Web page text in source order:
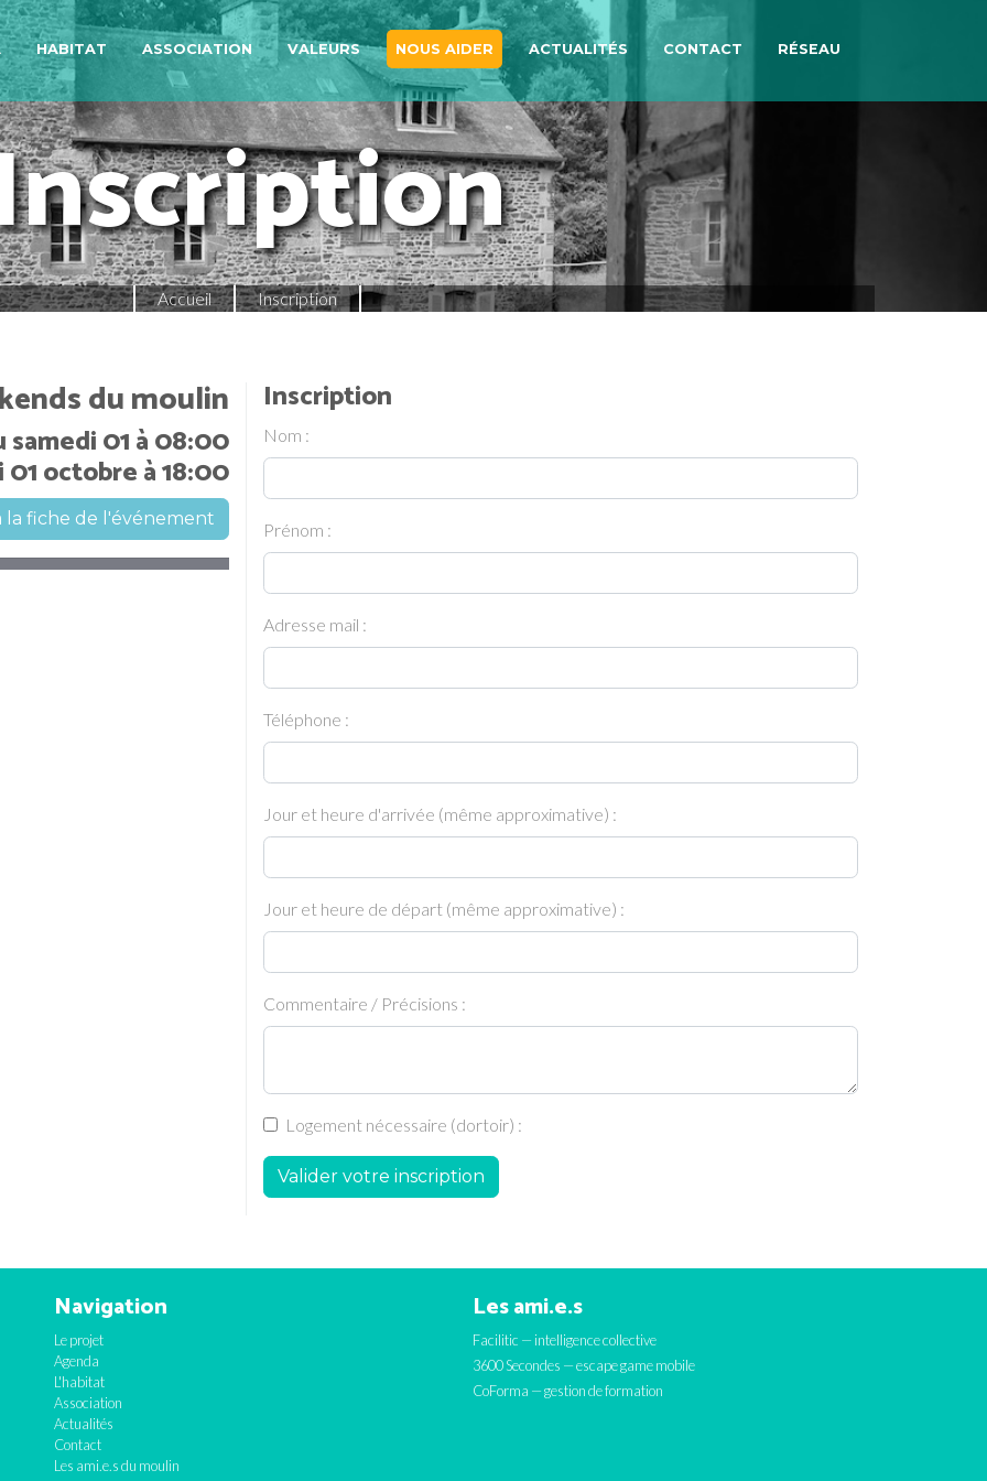
HABITAT ASSOCIATION VALEURS NOUS AIDER ACTUALITÉS CONTACT RÉSEAU
Accueil Inscription
du moulin
samedi 01 à 08:00
01 octobre à 18:00
la fiche de l'événement
Inscription
Nom :
Prénom :
Adresse mail :
Téléphone :
Jour et heure d'arrivée (même approximative) :
Jour et heure de départ (même approximative) :
Commentaire / Précisions :
Logement nécessaire (dortoir) :
Valider votre inscription
Navigation
Le projet
Agenda
L'habitat
Association
Actualités
Contact
Les ami.e.s du moulin
Les ami.e.s
Facilitic — intelligence collective
3600 Secondes — escape game mobile
CoForma — gestion de formation